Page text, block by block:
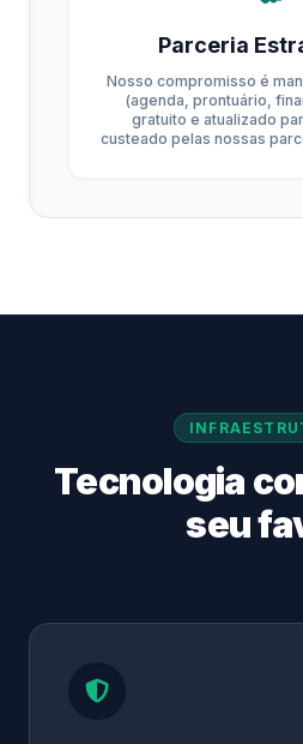
Parceria
Nosso compromisso é
(agenda, prontuário,
gratuito e atualizado
custeado pelas nossas
Tecnologia
seu